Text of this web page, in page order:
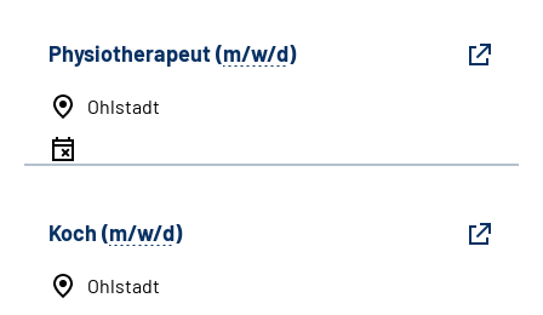
Physiotherapeut (m/w/d)
Ohlstadt
Koch (m/w/d)
Ohlstadt